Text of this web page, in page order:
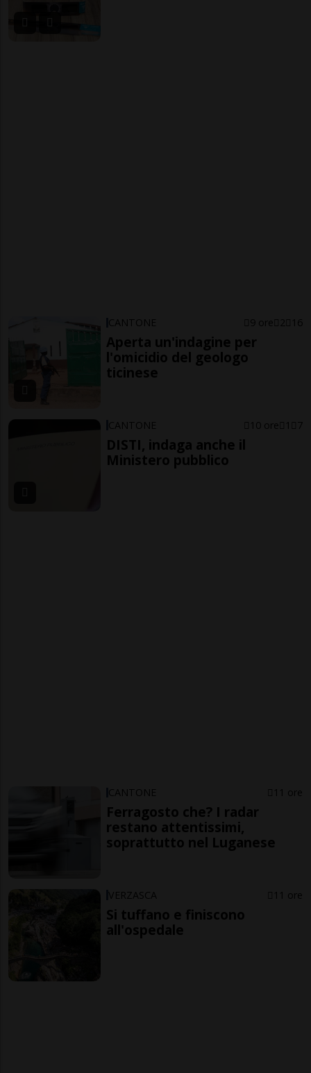
CANTONE 9 ore 2 16
Aperta un'indagine per
l'omicidio del geologo
ticinese
CANTONE 10 ore 1 7
DISTI, indaga anche il
Ministero pubblico
CANTONE 11 ore
Ferragosto che? I radar
restano attentissimi,
soprattutto nel Luganese
VERZASCA 11 ore
Si tuffano e finiscono
all'ospedale